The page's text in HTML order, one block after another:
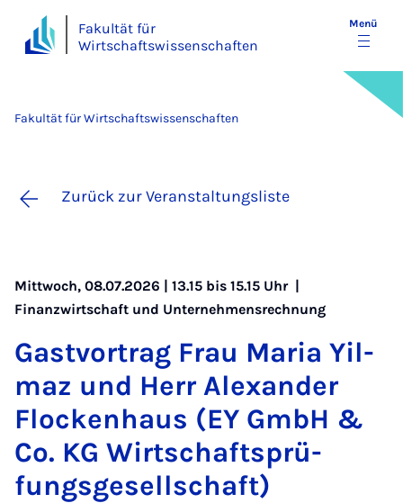
Fakultät für
Wirtschaftswissenschaften
Menü
Fakultät für Wirtschaftswissenschaften
Zurück zur Veranstaltungsliste
Mittwoch, 08.07.2026 | 13.15 bis 15.15 Uhr |
Finanzwirtschaft und Unternehmensrechnung
Gast­vor­trag Frau Ma­ria Yil­
maz und Herr Alex­an­der
Flo­cken­haus (EY GmbH &
Co. KG Wirt­schafts­prü­
fungs­ge­sell­schaft)